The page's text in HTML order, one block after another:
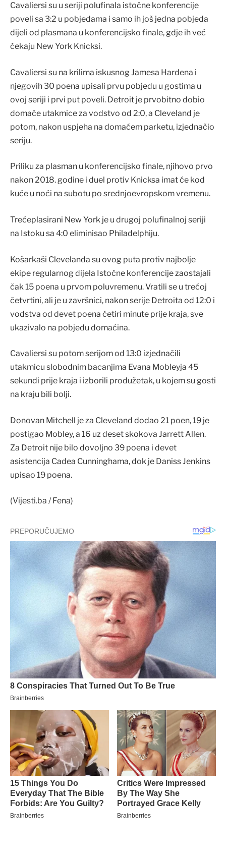
Cavaliersi su u seriji polufinala istočne konferencije
poveli sa 3:2 u pobjedama i samo ih još jedna pobjeda
dijeli od plasmana u konferencijsko finale, gdje ih već
čekaju New York Knicksi.
Cavaliersi su na krilima iskusnog Jamesa Hardena i
njegovih 30 poena upisali prvu pobjedu u gostima u
ovoj seriji i prvi put poveli. Detroit je prvobitno dobio
domaće utakmice za vodstvo od 2:0, a Cleveland je
potom, nakon uspjeha na domaćem parketu, izjednačio
seriju.
Priliku za plasman u konferencijsko finale, njihovo prvo
nakon 2018. godine i duel protiv Knicksa imat će kod
kuće u noći na subotu po srednjoevropskom vremenu.
Trećeplasirani New York je u drugoj polufinalnoj seriji
na Istoku sa 4:0 eliminisao Philadelphiju.
Košarkaši Clevelanda su ovog puta protiv najbolje
ekipe regularnog dijela Istočne konferencije zaostajali
čak 15 poena u prvom poluvremenu. Vratili se u trećoj
četvrtini, ali je u završnici, nakon serije Detroita od 12:0 i
vodstva od devet poena četiri minute prije kraja, sve
ukazivalo na pobjedu domaćina.
Cavaliersi su potom serijom od 13:0 izjednačili
utakmicu slobodnim bacanjima Evana Mobleyja 45
sekundi prije kraja i izborili produžetak, u kojem su gosti
na kraju bili bolji.
Donovan Mitchell je za Cleveland dodao 21 poen, 19 je
postigao Mobley, a 16 uz deset skokova Jarrett Allen.
Za Detroit nije bilo dovoljno 39 poena i devet
asistencija Cadea Cunninghama, dok je Daniss Jenkins
upisao 19 poena.
(Vijesti.ba / Fena)